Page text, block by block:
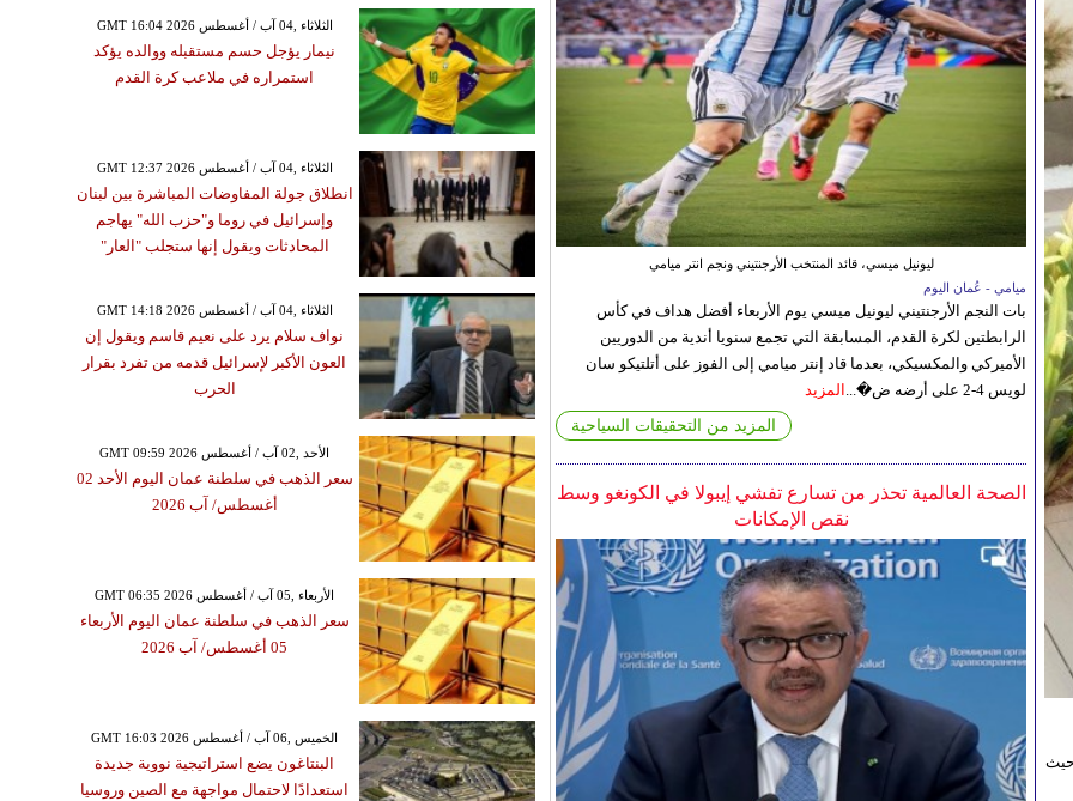
ليونيل ميسي، قائد المنتخب الأرجنتيني ونجم انتر ميامي
ميامي - عُمان اليوم
بات النجم الأرجنتيني ليونيل ميسي يوم الأربعاء أفضل هداف في كأس
الرابطتين لكرة القدم، المسابقة التي تجمع سنويا أندية من الدوريين
الأميركي والمكسيكي، بعدما قاد إنتر ميامي إلى الفوز على أتلتيكو سان
لويس 4-2 على أرضه ض�...
المزيد
المزيد من التحقيقات السياحية
الصحة العالمية تحذر من تسارع تفشي إيبولا في الكونغو وسط
نقص الإمكانات
حيث
GMT 16:04 2026 الثلاثاء ,04 آب / أغسطس
نيمار يؤجل حسم مستقبله ووالده يؤكد
استمراره في ملاعب كرة القدم
GMT 12:37 2026 الثلاثاء ,04 آب / أغسطس
انطلاق جولة المفاوضات المباشرة بين لبنان
وإسرائيل في روما و"حزب الله" يهاجم
المحادثات ويقول إنها ستجلب "العار"
GMT 14:18 2026 الثلاثاء ,04 آب / أغسطس
نواف سلام يرد على نعيم قاسم ويقول إن
العون الأكبر لإسرائيل قدمه من تفرد بقرار
الحرب
GMT 09:59 2026 الأحد ,02 آب / أغسطس
سعر الذهب في سلطنة عمان اليوم الأحد 02
أغسطس/ آب 2026
GMT 06:35 2026 الأربعاء ,05 آب / أغسطس
سعر الذهب في سلطنة عمان اليوم الأربعاء
05 أغسطس/ آب 2026
GMT 16:03 2026 الخميس ,06 آب / أغسطس
البنتاغون يضع استراتيجية نووية جديدة
استعدادًا لاحتمال مواجهة مع الصين وروسيا